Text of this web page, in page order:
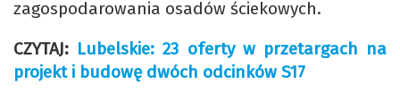
zagospodarowania osadów ściekowych.
CZYTAJ: Lubelskie: 23 oferty w przetargach na
projekt i budowę dwóch odcinków S17